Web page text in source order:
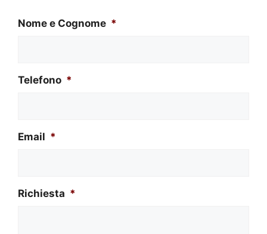
Nome e Cognome *
Telefono *
Email *
Richiesta *